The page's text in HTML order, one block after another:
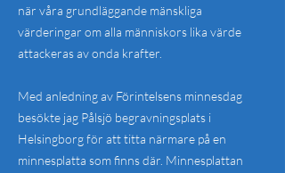
när våra grundläggande mänskliga
värderingar om alla människors lika värde
attackeras av onda krafter.
Med anledning av Förintelsens minnesdag
besökte jag Pålsjö begravningsplats i
Helsingborg för att titta närmare på en
minnesplatta som finns där. Minnesplattan